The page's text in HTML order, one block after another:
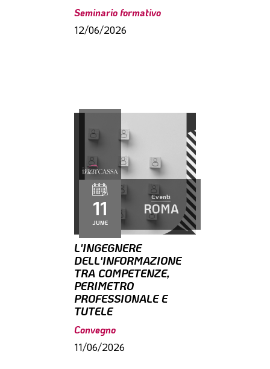
Seminario formativo
12/06/2026
11
JUNE
Eventi
ROMA
L'INGEGNERE
DELL'INFORMAZIONE
TRA COMPETENZE,
PERIMETRO
PROFESSIONALE E
TUTELE
Convegno
11/06/2026